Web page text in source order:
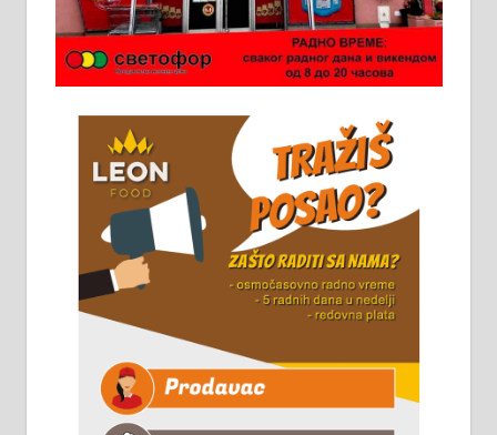
Потребна два радника за рад на
стоваришту „Липа промет” у
информација доћи лично на
стовариште у улици Максима
Горког 26 сваког радног дана од
8 до 15 часова. 063/465-045
Чистим све врсте димњака.
061/32-13-445